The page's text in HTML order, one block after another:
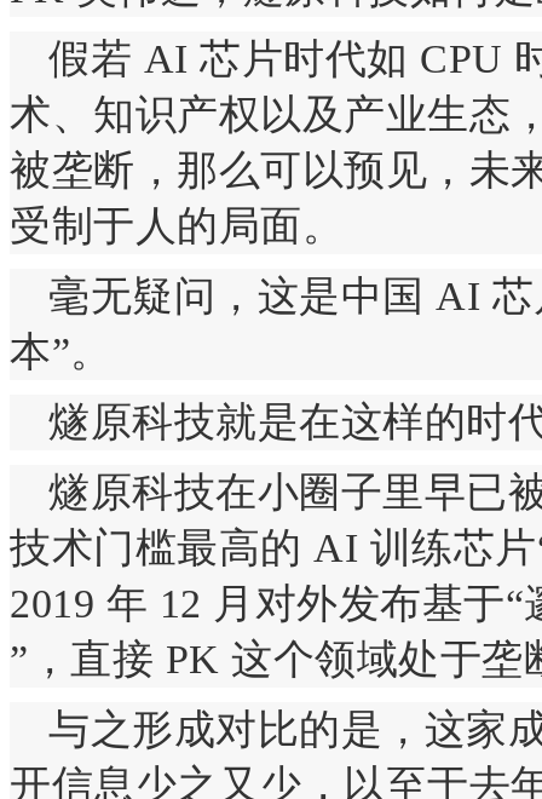
假若 AI 芯片时代如 CPU
术、知识产权以及产业生态
被垄断，那么可以预见，未
受制于人的局面。
毫无疑问，这是中国 AI
本”。
燧原科技就是在这样的时
燧原科技在小圈子里早已
技术门槛最高的 AI 训练芯
2019 年 12 月对外发布基于
”，直接 PK 这个领域处于垄
与之形成对比的是，这家
开信息少之又少，以至于去